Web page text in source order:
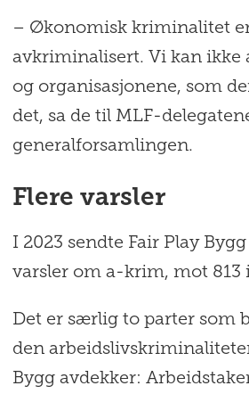
– Økonomisk kriminalitet
avkriminalisert. Vi kan ikke
og organisasjonene, som
det, sa de til MLF-
generalforsamlingen.
Flere varsler
I 2023 sendte Fair Play
varsler om a-krim, mot 813
Det er særlig to parter som
den
Bygg avdekker: